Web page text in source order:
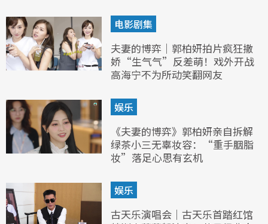
电影剧集
夫妻的博弈｜郭柏妍拍片疯狂撒
娇“生气气”反差萌！戏外开战
高海宁不为所动笑翻网友
娱乐
《夫妻的博弈》郭柏妍亲自拆解
绿茶小三无辜妆容：“重手胭脂
妆”落足心思有玄机
娱乐
古天乐演唱会｜古天乐首踏红馆